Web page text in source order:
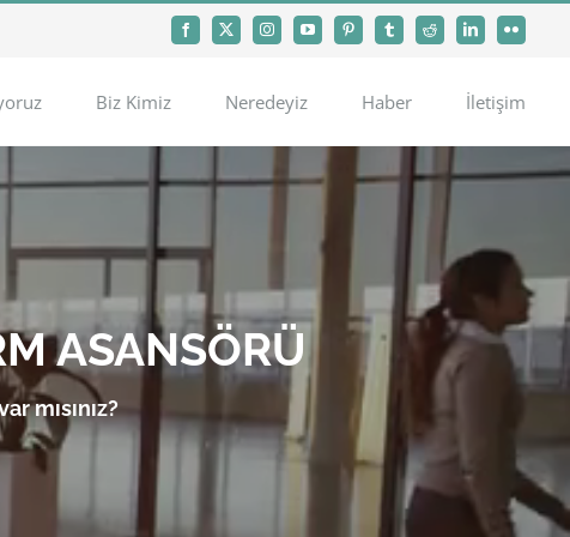
Facebook
X InstagramYouTubePinterestTumblrReddit LinkedInFlickr
Biz Kimiz Neredeyiz Haber İletişim
ASANSÖRÜ
mısınız?